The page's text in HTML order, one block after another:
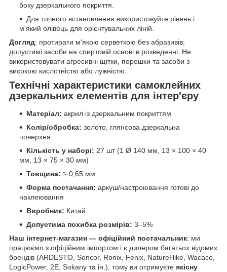
боку дзеркального покриття.
Для точного встановлення використовуйте рівень і
м'який олівець для орієнтувальних ліній.
Догляд: протирати м'якою серветкою без абразивів;
допустимі засоби на спиртовій основі в розведенні. Не
використовувати агресивні щітки, порошки та засоби з
високою кислотністю або лужністю.
Технічні характеристики самоклейних
дзеркальних елементів для інтер'єру
Матеріал: акрил із дзеркальним покриттям
Колір/обробка: золото, глянсова дзеркальна
поверхня
Кількість у наборі: 27 шт (1 Ø 140 мм, 13 × 100 × 40
мм, 13 × 75 × 30 мм)
Товщина: ≈ 0,65 мм
Форма постачання: аркуш/настроювання готові до
наклеювання
Виробник: Китай
Допустима похибка розмірів: 3–5%
Наш інтернет-магазин — офіційний постачальник: ми
працюємо з офіційним імпортом і є дилером багатьох відомих
брендів (ARDESTO, Sencor, Ronix, Fenix, NatureHike, Wacaco,
LogicPower, 2E, Sokany та ін.), тому ви отримуєте якісну